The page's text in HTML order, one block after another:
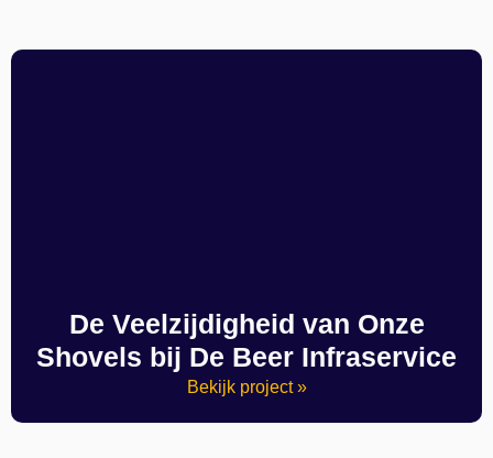
De Veelzijdigheid van Onze
Shovels bij De Beer Infraservice
Bekijk project »